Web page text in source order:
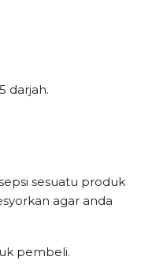
darjah.
sesuatu produk
agar anda
pembeli.